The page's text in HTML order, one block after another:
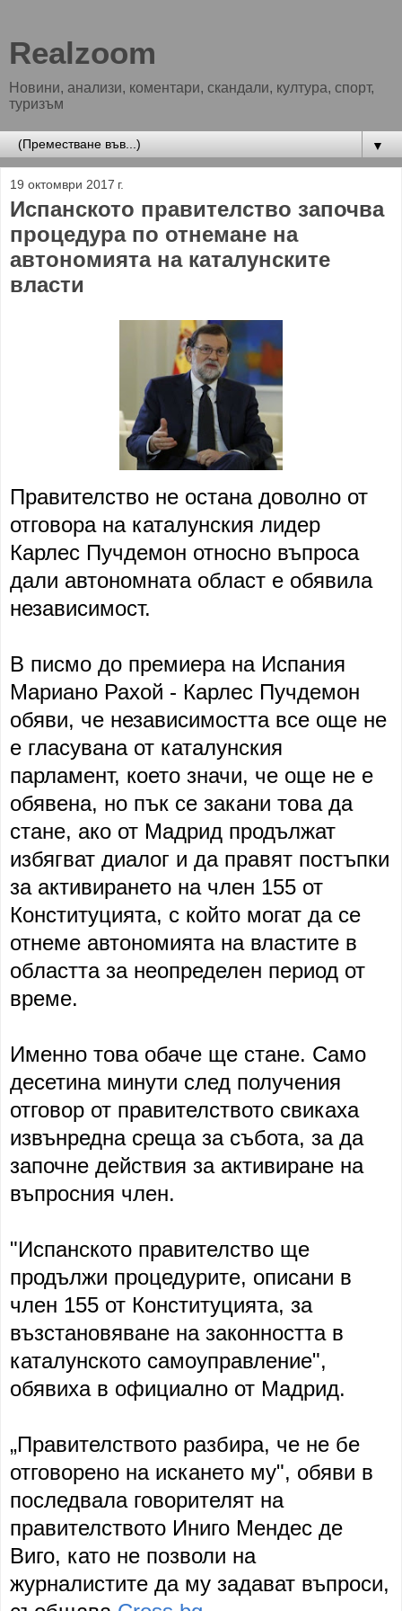
Realzoom
Новини, анализи, коментари, скандали, култура, спорт,
туризъм
▼
19 октомври 2017 г.
Испанското правителство започва
процедура по отнемане на
автономията на каталунските
власти
Правителство не остана доволно от
отговора на каталунския лидер
Карлес Пучдемон относно въпроса
дали автономната област е обявила
независимост.
В писмо до премиера на Испания
Мариано Рахой - Карлес Пучдемон
обяви, че независимостта все още не
е гласувана от каталунския
парламент, което значи, че още не е
обявена, но пък се закани това да
стане, ако от Мадрид продължат
избягват диалог и да правят постъпки
за активирането на член 155 от
Конституцията, с който могат да се
отнеме автономията на властите в
областта за неопределен период от
време.
Именно това обаче ще стане. Само
десетина минути след получения
отговор от правителството свикаха
извънредна среща за събота, за да
започне действия за активиране на
въпросния член.
"Испанското правителство ще
продължи процедурите, описани в
член 155 от Конституцията, за
възстановяване на законността в
каталунското самоуправление",
обявиха в официално от Мадрид.
„Правителството разбира, че не бе
отговорено на искането му", обяви в
последвала говорителят на
правителството Иниго Мендес де
Виго, като не позволи на
журналистите да му задават въпроси,